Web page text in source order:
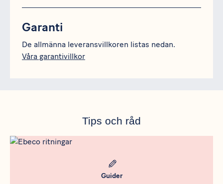
Garanti
De allmänna leveransvillkoren listas nedan.
Våra garantivillkor
Tips och råd
Meta bild
Guider